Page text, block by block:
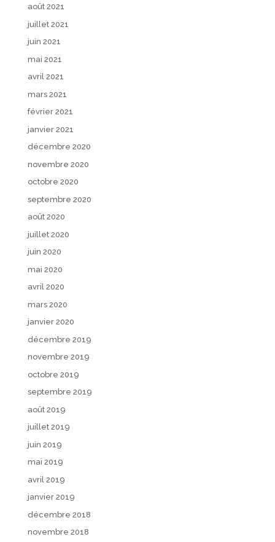
août 2021
juillet 2021
juin 2021
mai 2021
avril 2021
mars 2021
février 2021
janvier 2021
décembre 2020
novembre 2020
octobre 2020
septembre 2020
août 2020
juillet 2020
juin 2020
mai 2020
avril 2020
mars 2020
janvier 2020
décembre 2019
novembre 2019
octobre 2019
septembre 2019
août 2019
juillet 2019
juin 2019
mai 2019
avril 2019
janvier 2019
décembre 2018
novembre 2018